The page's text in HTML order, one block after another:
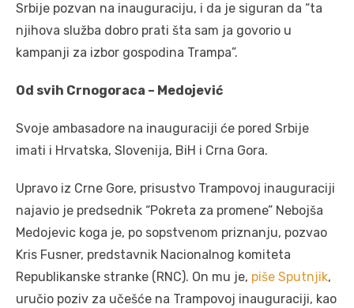
Srbije pozvan na inauguraciju, i da je siguran da “ta
njihova služba dobro prati šta sam ja govorio u
kampanji za izbor gospodina Trampa”.
Od svih Crnogoraca – Medojević
Svoje ambasadore na inauguraciji će pored Srbije
imati i Hrvatska, Slovenija, BiH i Crna Gora.
Upravo iz Crne Gore, prisustvo Trampovoj inauguraciji
najavio je predsednik “Pokreta za promene” Nebojša
Medojevic koga je, po sopstvenom priznanju, pozvao
Kris Fusner, predstavnik Nacionalnog komiteta
Republikanske stranke (RNC). On mu je, piše Sputnjik,
uručio poziv za učešće na Trampovoj inauguraciji, kao